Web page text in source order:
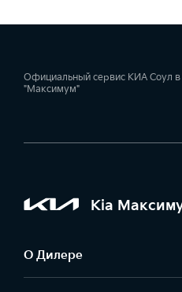
Официальный сервис КИА Соул в
"Максимум"
Kia
О Дилере